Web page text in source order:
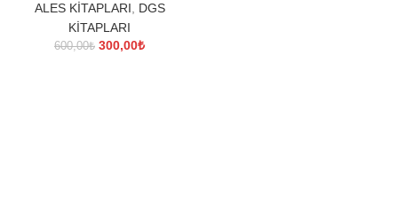
ALES KİTAPLARI
DGS
KİTAPLARI
600,00₺ Orijinal
300,00₺Şu